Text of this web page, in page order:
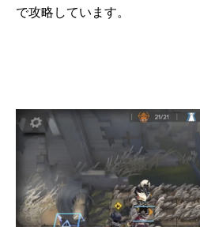
で攻略しています。